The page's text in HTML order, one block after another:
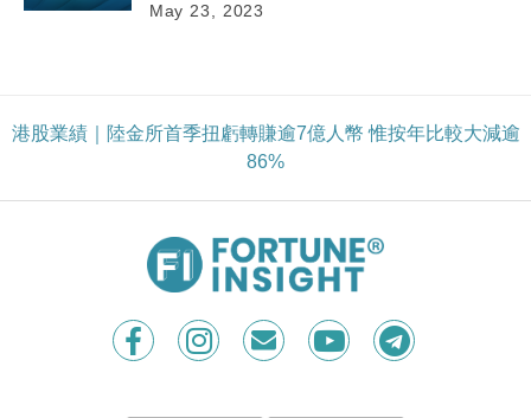
May 23, 2023
港股業績｜陸金所首季扭虧轉賺逾7億人幣 惟按年比較大減逾
86%